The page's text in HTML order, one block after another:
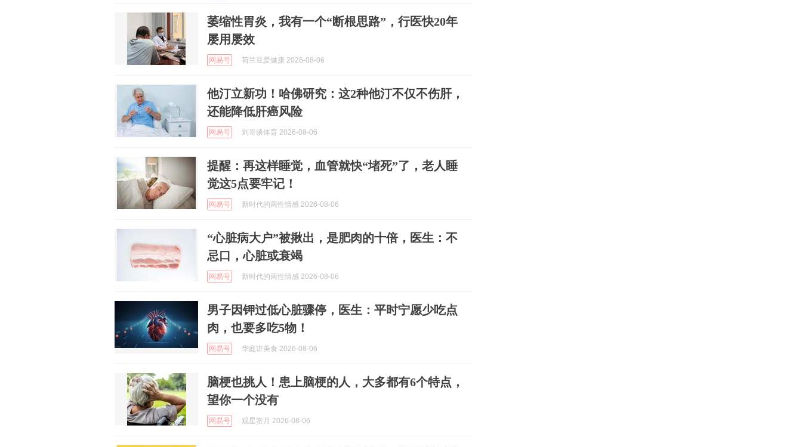
萎缩性胃炎，我有一个“断根思路”，行医快20年
屡用屡效
网易号 荷兰豆爱健康 2026-08-06
他汀立新功！哈佛研究：这2种他汀不仅不伤肝，
还能降低肝癌风险
网易号 刘哥谈体育 2026-08-06
提醒：再这样睡觉，血管就快“堵死”了，老人睡
觉这5点要牢记！
网易号 新时代的两性情感 2026-08-06
“心脏病大户”被揪出，是肥肉的十倍，医生：不
忌口，心脏或衰竭
网易号 新时代的两性情感 2026-08-06
男子因钾过低心脏骤停，医生：平时宁愿少吃点
肉，也要多吃5物！
网易号 华庭讲美食 2026-08-06
脑梗也挑人！患上脑梗的人，大多都有6个特点，
望你一个没有
网易号 观星赏月 2026-08-06